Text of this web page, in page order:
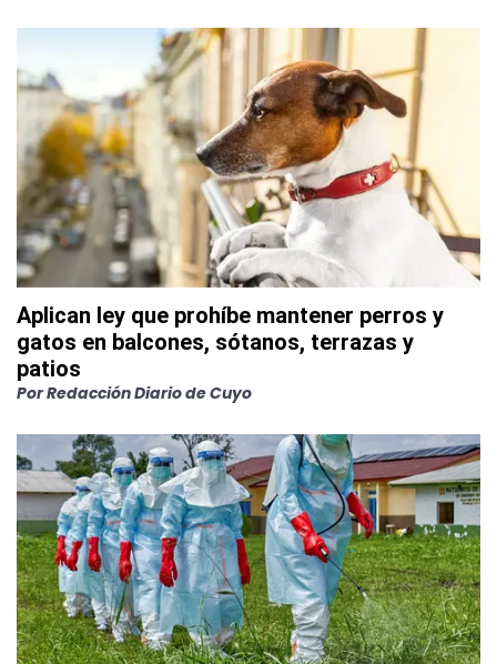
Aplican ley que prohíbe mantener perros y
gatos en balcones, sótanos, terrazas y
patios
PorRedacción Diario de Cuyo